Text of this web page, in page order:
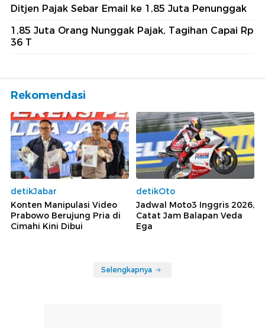
Ditjen Pajak Sebar Email ke 1,85 Juta Penunggak
1,85 Juta Orang Nunggak Pajak, Tagihan Capai Rp
36 T
Rekomendasi
detikJabar
Konten Manipulasi Video
Prabowo Berujung Pria di
Cimahi Kini Dibui
detikOto
Jadwal Moto3 Inggris 2026,
Catat Jam Balapan Veda
Ega
Selengkapnya